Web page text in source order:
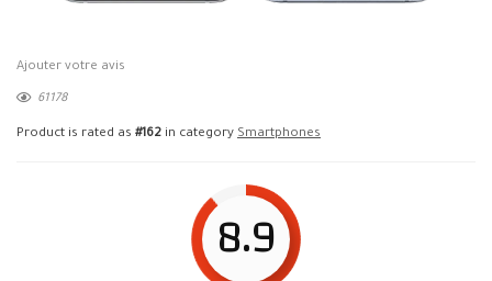
Ajouter votre avis
61178
Product is rated as #162 in category Smartphones
8.9